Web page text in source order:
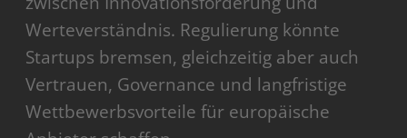
Werteverständnis. Regulierung könnte
Startups bremsen, gleichzeitig aber auch
Vertrauen, Governance und langfristige
Wettbewerbsvorteile für europäische